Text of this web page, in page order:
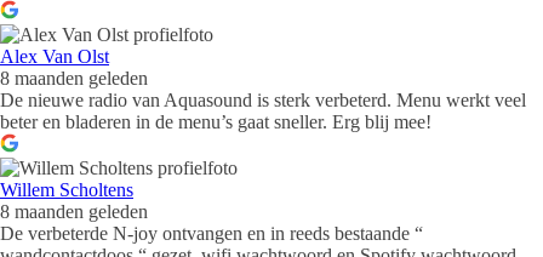
Alex Van Olst
8 maanden geleden
De nieuwe radio van Aquasound is sterk verbeterd. Menu werkt veel
beter en bladeren in de menu’s gaat sneller. Erg blij mee!
Willem Scholtens
8 maanden geleden
De verbeterde N-joy ontvangen en in reeds bestaande “